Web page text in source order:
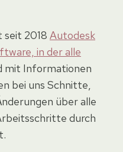
seit 2018 Autodesk
in der alle
mit Informationen
bei uns Schnitte,
über alle
durch